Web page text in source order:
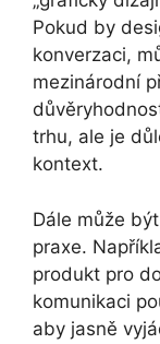
Pokud by
konverzaci,
mezinárodní
trhu, ale je
kontext.
Dále může
praxe.
produkt pro
komunikaci
aby jasně